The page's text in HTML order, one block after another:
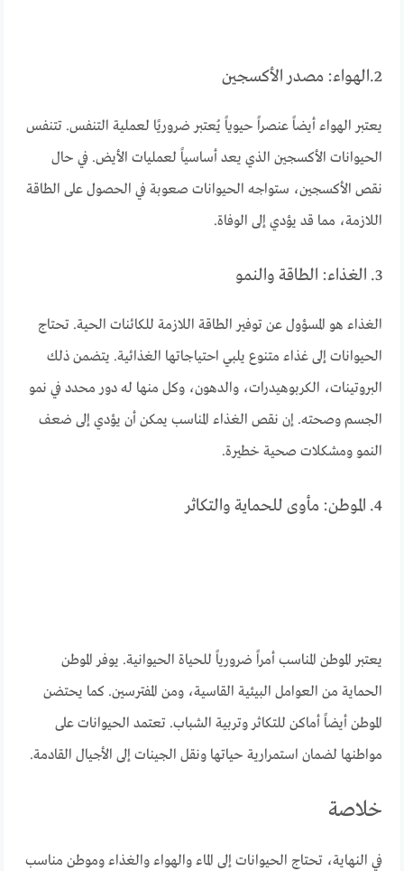
2.الهواء: مصدر الأكسجين
يعتبر الهواء أيضاً عنصراً حيوياً يُعتبر ضروريًا لعملية التنفس. تتنفس
الحيوانات الأكسجين الذي يعد أساسياً لعمليات الأيض. في حال
نقص الأكسجين، ستواجه الحيوانات صعوبة في الحصول على الطاقة
اللازمة، مما قد يؤدي إلى الوفاة.
3. الغذاء: الطاقة والنمو
الغذاء هو المسؤول عن توفير الطاقة اللازمة للكائنات الحية. تحتاج
الحيوانات إلى غذاء متنوع يلبي احتياجاتها الغذائية. يتضمن ذلك
البروتينات، الكربوهيدرات، والدهون، وكل منها له دور محدد في نمو
الجسم وصحته. إن نقص الغذاء المناسب يمكن أن يؤدي إلى ضعف
النمو ومشكلات صحية خطيرة.
4. الموطن: مأوى للحماية والتكاثر
يعتبر الموطن المناسب أمراً ضرورياً للحياة الحيوانية. يوفر الموطن
الحماية من العوامل البيئية القاسية، ومن المفترسين. كما يحتضن
الموطن أيضاً أماكن للتكاثر وتربية الشباب. تعتمد الحيوانات على
مواطنها لضمان استمرارية حياتها ونقل الجينات إلى الأجيال القادمة.
خلاصة
في النهاية، تحتاج الحيوانات إلى الماء والهواء والغذاء وموطن مناسب